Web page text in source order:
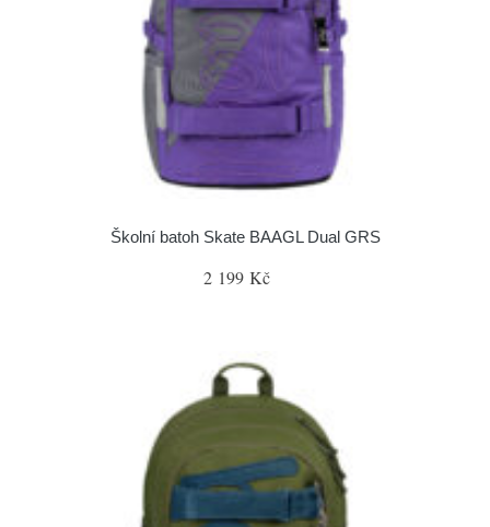
Školní batoh Skate BAAGL Dual GRS
2 199 Kč